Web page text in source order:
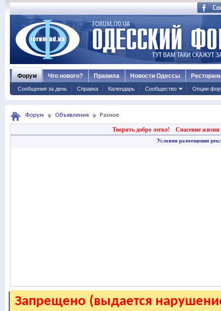
Форум
Сообщения за день Справка Календарь Сообщество Опции
Что нового? Правила Новости Одессы
Форум Объявления Разное
Творить добро легко! Спасение жизни
Условия размещения
Запрещено (выдается